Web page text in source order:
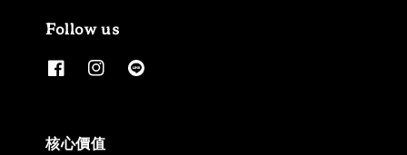
Follow us
核心價值